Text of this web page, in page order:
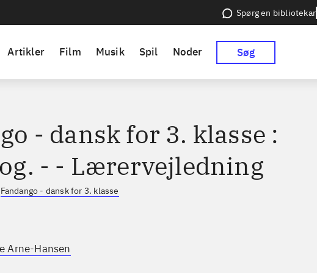
Spørg en bibliotekar
Artikler Film Musik Spil Noder Søg
- dansk for 3. klasse :
- - Lærervejledning
Fandango - dansk for 3. klasse
Arne-Hansen